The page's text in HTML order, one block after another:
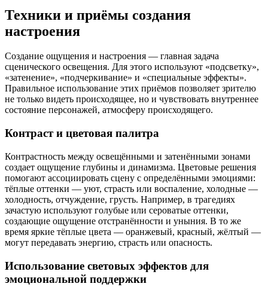
Техники и приёмы создания
настроения
Создание ощущения и настроения — главная задача
сценического освещения. Для этого используют «подсветку»,
«затенение», «подчеркивание» и «специальные эффекты».
Правильное использование этих приёмов позволяет зрителю
не только видеть происходящее, но и чувствовать внутреннее
состояние персонажей, атмосферу происходящего.
Контраст и цветовая палитра
Контрастность между освещёнными и затенёнными зонами
создает ощущение глубины и динамизма. Цветовые решения
помогают ассоциировать сцену с определёнными эмоциями:
тёплые оттенки — уют, страсть или воспаление, холодные —
холодность, отчуждение, грусть. Например, в трагедиях
зачастую используют голубые или сероватые оттенки,
создающие ощущение отстранённости и уныния. В то же
время яркие тёплые цвета — оранжевый, красный, жёлтый —
могут передавать энергию, страсть или опасность.
Использование световых эффектов для
эмоциональной поддержки